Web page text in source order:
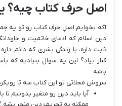
اصل حرف کتاب چیه؟
اگه بخوایم اصلِ حرفِ کتاب رو تو یه
دین اسلام که ادعای خاتمیت و
ثابت داره، با زندگی بشری که دائم
کنار بیاد؟ این یه سوال بنیادیه
باشه.
سروش محلاتی تو این کتاب سه تا
آیا باید دین رو متغیر بدونیم تا